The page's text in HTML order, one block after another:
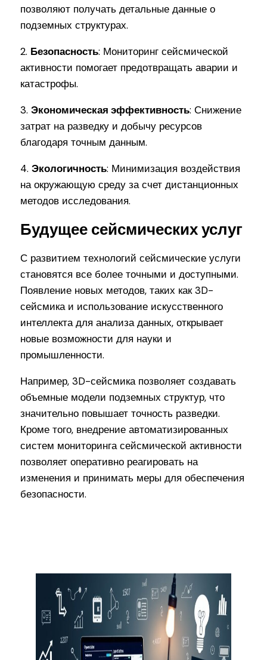
позволяют получать детальные данные о
подземных структурах.
2. Безопасность: Мониторинг сейсмической
активности помогает предотвращать аварии и
катастрофы.
3.Экономическая эффективность: Снижение
затрат на разведку и добычу ресурсов
благодаря точным данным.
4.Экологичность: Минимизация воздействия
на окружающую среду за счет дистанционных
методов исследования.
Будущее сейсмических услуг
С развитием технологий сейсмические услуги
становятся все более точными и доступными.
Появление новых методов, таких как 3D-
сейсмика и использование искусственного
интеллекта для анализа данных, открывает
новые возможности для науки и
промышленности.
Например, 3D-сейсмика позволяет создавать
объемные модели подземных структур, что
значительно повышает точность разведки.
Кроме того, внедрение автоматизированных
систем мониторинга сейсмической активности
позволяет оперативно реагировать на
изменения и принимать меры для обеспечения
безопасности.